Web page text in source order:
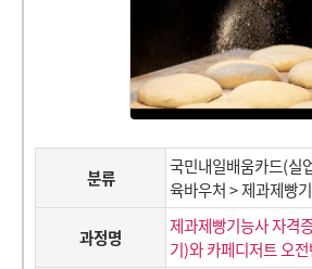
분류
국민내일배움카드(실
육바우처 > 제과제빵
과정명
제과제빵기능사 자격
기)와 카페디저트 오